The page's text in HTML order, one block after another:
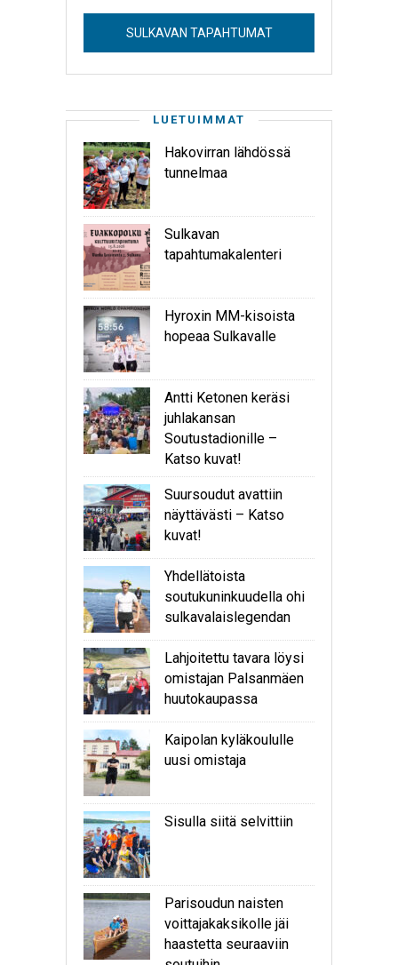
SULKAVAN TAPAHTUMAT
LUETUIMMAT
Hakovirran lähdössä
tunnelmaa
Sulkavan
tapahtumakalenteri
Hyroxin MM-kisoista
hopeaa Sulkavalle
Antti Ketonen keräsi
juhlakansan
Soutustadionille –
Katso kuvat!
Suursoudut avattiin
näyttävästi – Katso
kuvat!
Yhdellätoista
soutukuninkuudella ohi
sulkavalaislegendan
Lahjoitettu tavara löysi
omistajan Palsanmäen
huutokaupassa
Kaipolan kyläkoululle
uusi omistaja
Sisulla siitä selvittiin
Parisoudun naisten
voittajakaksikolle jäi
haastetta seuraaviin